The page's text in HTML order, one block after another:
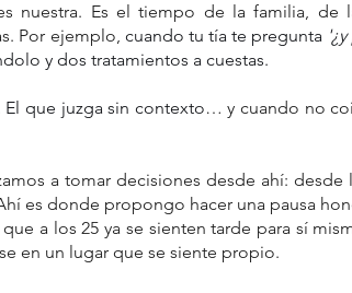
nuestra. Es el tiempo de la familia, de
Por ejemplo, cuando tu tía te pregunta
y dos tratamientos a cuestas.
que juzga sin contexto… y cuando no
a tomar decisiones desde ahí:
es donde propongo hacer una pausa
a los 25 ya se sienten tarde para sí
en un lugar que se siente propio.